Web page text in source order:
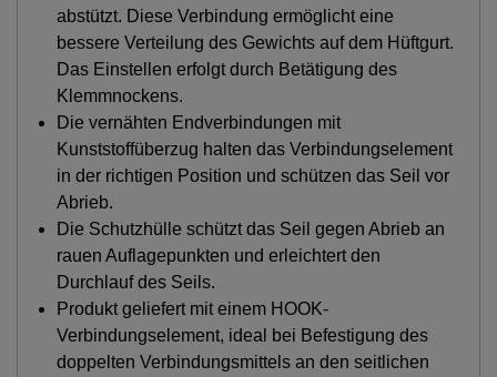
abstützt. Diese Verbindung ermöglicht eine
bessere Verteilung des Gewichts auf dem Hüftgurt.
Das Einstellen erfolgt durch Betätigung des
Klemmnockens.
Die vernähten Endverbindungen mit
Kunststoffüberzug halten das Verbindungselement
in der richtigen Position und schützen das Seil vor
Abrieb.
Die Schutzhülle schützt das Seil gegen Abrieb an
rauen Auflagepunkten und erleichtert den
Durchlauf des Seils.
Produkt geliefert mit einem HOOK-
Verbindungselement, ideal bei Befestigung des
doppelten Verbindungsmittels an den seitlichen